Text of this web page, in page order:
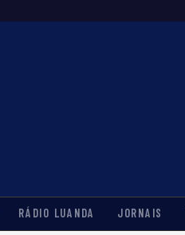
RÁDIO LUANDA JORNAIS